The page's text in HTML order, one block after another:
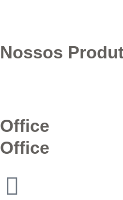
Nossos
Office
Office